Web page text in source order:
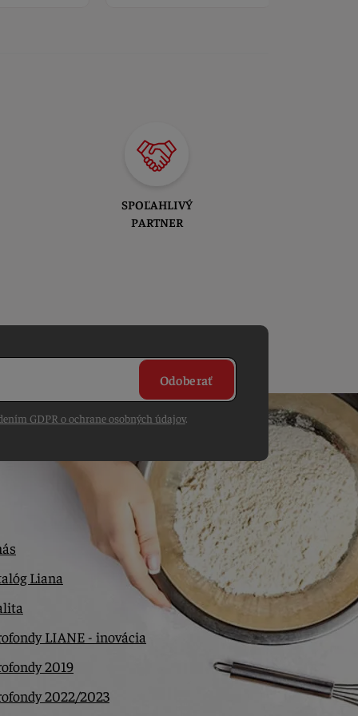
SPOĽAHLIVÝ
PARTNER
Odoberať
GDPR o ochrane osobných údajov.
Liana
LIANE - inovácia
2019
2022/2023